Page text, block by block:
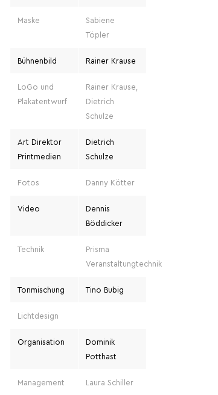
Maske
Sabiene
Töpler
Bühnenbild Rainer Krause
LoGo und
Plakatentwurf
Rainer Krause,
Dietrich
Schulze
Art Direktor
Printmedien
Dietrich
Schulze
Fotos Danny Kötter
Video
Dennis
Böddicker
Technik
Prisma
Veranstaltungtechnik
Tonmischung Tino Bubig
Lichtdesign
Organisation
Dominik
Potthast
Management Laura Schiller